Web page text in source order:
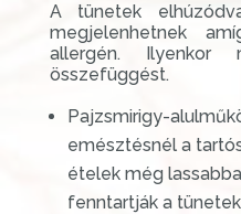
A tünetek
megjelenhetnek
allergén.
összefüggést.
Pajzsmirigy-
emésztésnél a
ételek még
fenntartják a